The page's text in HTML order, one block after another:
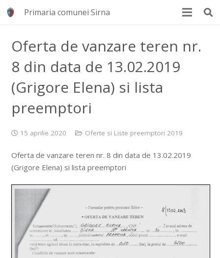
Primaria comunei Sirna
Oferta de vanzare teren nr.
8 din data de 13.02.2019
(Grigore Elena) si lista
preemptori
15 aprilie 2020 Oferte si Liste preemptori 2019
Oferta de vanzare teren nr. 8 din data de 13.02.2019
(Grigore Elena) si lista preemptori